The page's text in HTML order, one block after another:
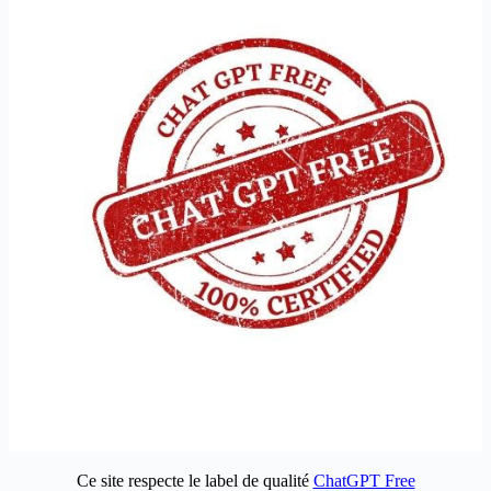
Ce site respecte le label de qualité ChatGPT Free